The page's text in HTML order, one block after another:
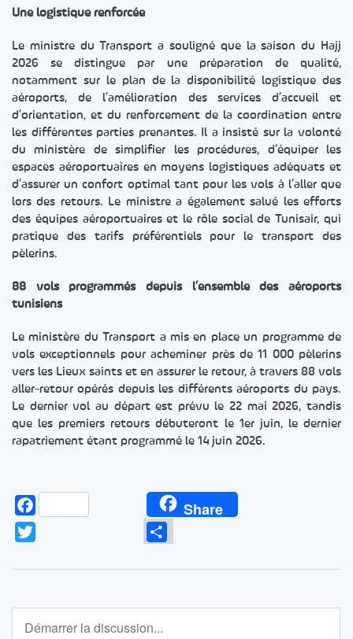
Une logistique renforcée
Le ministre du Transport a souligné que la saison du Hajj
2026 se distingue par une préparation de qualité,
notamment sur le plan de la disponibilité logistique des
aéroports, de l’amélioration des services d’accueil et
d’orientation, et du renforcement de la coordination entre
les différentes parties prenantes. Il a insisté sur la volonté
du ministère de simplifier les procédures, d’équiper les
espaces aéroportuaires en moyens logistiques adéquats et
d’assurer un confort optimal tant pour les vols à l’aller que
lors des retours. Le ministre a également salué les efforts
des équipes aéroportuaires et le rôle social de Tunisair, qui
pratique des tarifs préférentiels pour le transport des
pèlerins.
88 vols programmés depuis l’ensemble des aéroports
tunisiens
Le ministère du Transport a mis en place un programme de
vols exceptionnels pour acheminer près de 11 000 pèlerins
vers les Lieux saints et en assurer le retour, à travers 88 vols
aller-retour opérés depuis les différents aéroports du pays.
Le dernier vol au départ est prévu le 22 mai 2026, tandis
que les premiers retours débuteront le 1er juin, le dernier
rapatriement étant programmé le 14 juin 2026.
Facebook Share
Partager